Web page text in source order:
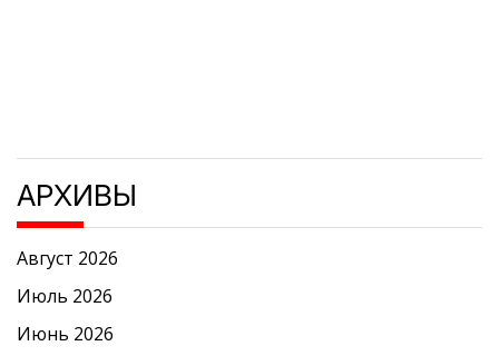
АРХИВЫ
Август 2026
Июль 2026
Июнь 2026